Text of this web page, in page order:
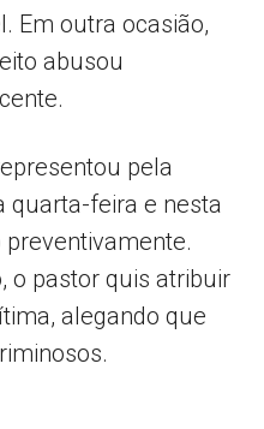
Em outra ocasião,
abusou
pela
quarta-feira e nesta
o pastor quis atribuir
alegando que